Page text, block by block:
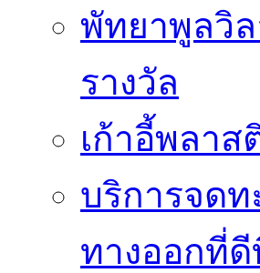
พัทยาพูลวิ
รางวัล
เก้าอี้พลา
บริการจด
ทางออกที่